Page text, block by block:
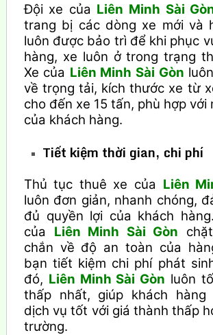
Đội xe của Liên Minh Sài
trang bị các dòng xe mới và
luôn được bảo trì để khi phục
hàng, xe luôn ở trong trạng
Xe của Liên Minh Sài Gòn
về trọng tải, kích thước xe từ
cho đến xe 15 tấn, phù hợp với
của khách hàng.
Tiết kiệm thời gian, chi phí
Thủ tục thuê xe của Liên
luôn đơn giản, nhanh chóng,
đủ quyền lợi của khách
của Liên Minh Sài Gòn
chắn về độ an toàn của
bạn tiết kiệm chi phí phát
đó, Liên Minh Sài Gòn luôn
thấp nhất, giúp khách hàng
dịch vụ tốt với giá thành thấp
trường.